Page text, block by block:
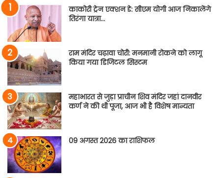
काकोरी ट्रेन एक्शन डे: सीएम योगी आज निकालेंगे
तिरंगा यात्रा…
राम मंदिर चढ़ावा चोरी: मनमानी रोकने को लागू
किया गया डिजिटल सिस्टम
महाभारत से जुड़ा प्राचीन शिव मंदिर जहां दानवीर
कर्ण ने की थी पूजा, आज भी है विशेष मान्यता
09 अगस्त 2026 का राशिफल